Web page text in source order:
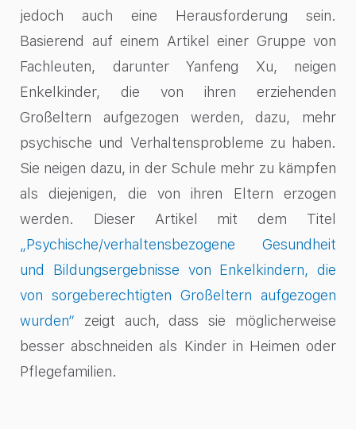
jedoch auch eine Herausforderung sein.
Basierend auf einem Artikel einer Gruppe von
Fachleuten, darunter Yanfeng Xu, neigen
Enkelkinder, die von ihren erziehenden
Großeltern aufgezogen werden, dazu, mehr
psychische und Verhaltensprobleme zu haben.
Sie neigen dazu, in der Schule mehr zu kämpfen
als diejenigen, die von ihren Eltern erzogen
werden. Dieser Artikel mit dem Titel
„Psychische/verhaltensbezogene Gesundheit
und Bildungsergebnisse von Enkelkindern, die
von sorgeberechtigten Großeltern aufgezogen
wurden“ zeigt auch, dass sie möglicherweise
besser abschneiden als Kinder in Heimen oder
Pflegefamilien.